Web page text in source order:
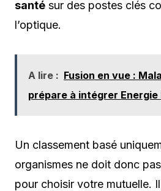
santé sur des postes clés
l’optique.
A lire : Fusion en vue :
prépare à intégrer
Un classement basé
organismes ne doit donc
pour choisir votre mutuelle.